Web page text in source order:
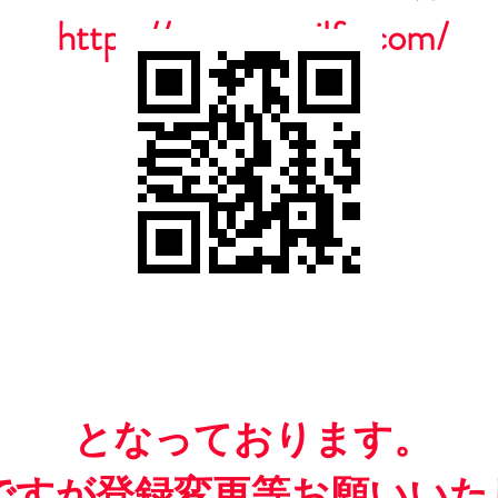
https://www.casailfc.com/
​となっております。